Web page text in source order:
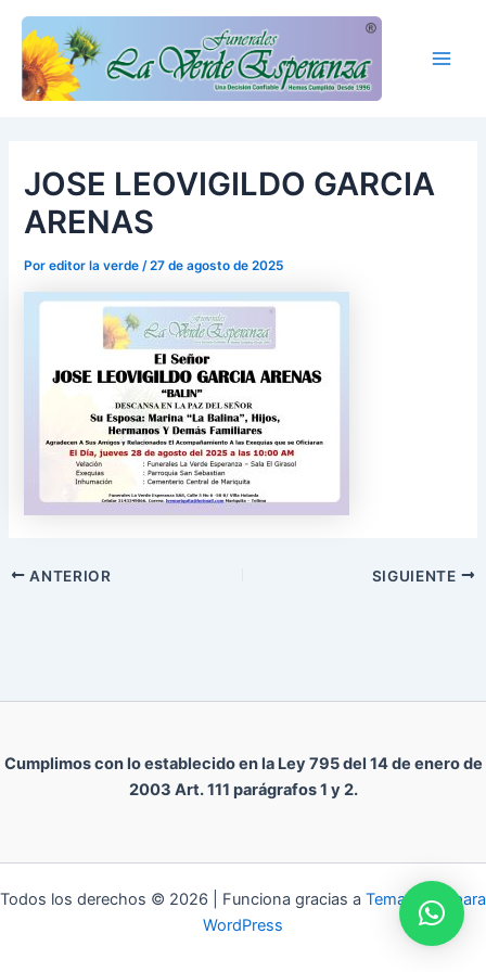
contenido
JOSE LEOVIGILDO GARCIA
ARENAS
Poreditor la verde/27 de agosto de 2025
ANTERIOR SIGUIENTE
Cumplimos con lo establecido en la Ley 795 del 14 de enero de
2003 Art. 111 parágrafos 1 y 2.
Todos los derechos © 2026 | Funciona gracias a Tema Astra para
WordPress